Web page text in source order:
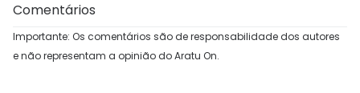
Comentários
Importante: Os comentários são de responsabilidade dos autores
e não representam a opinião do Aratu On.